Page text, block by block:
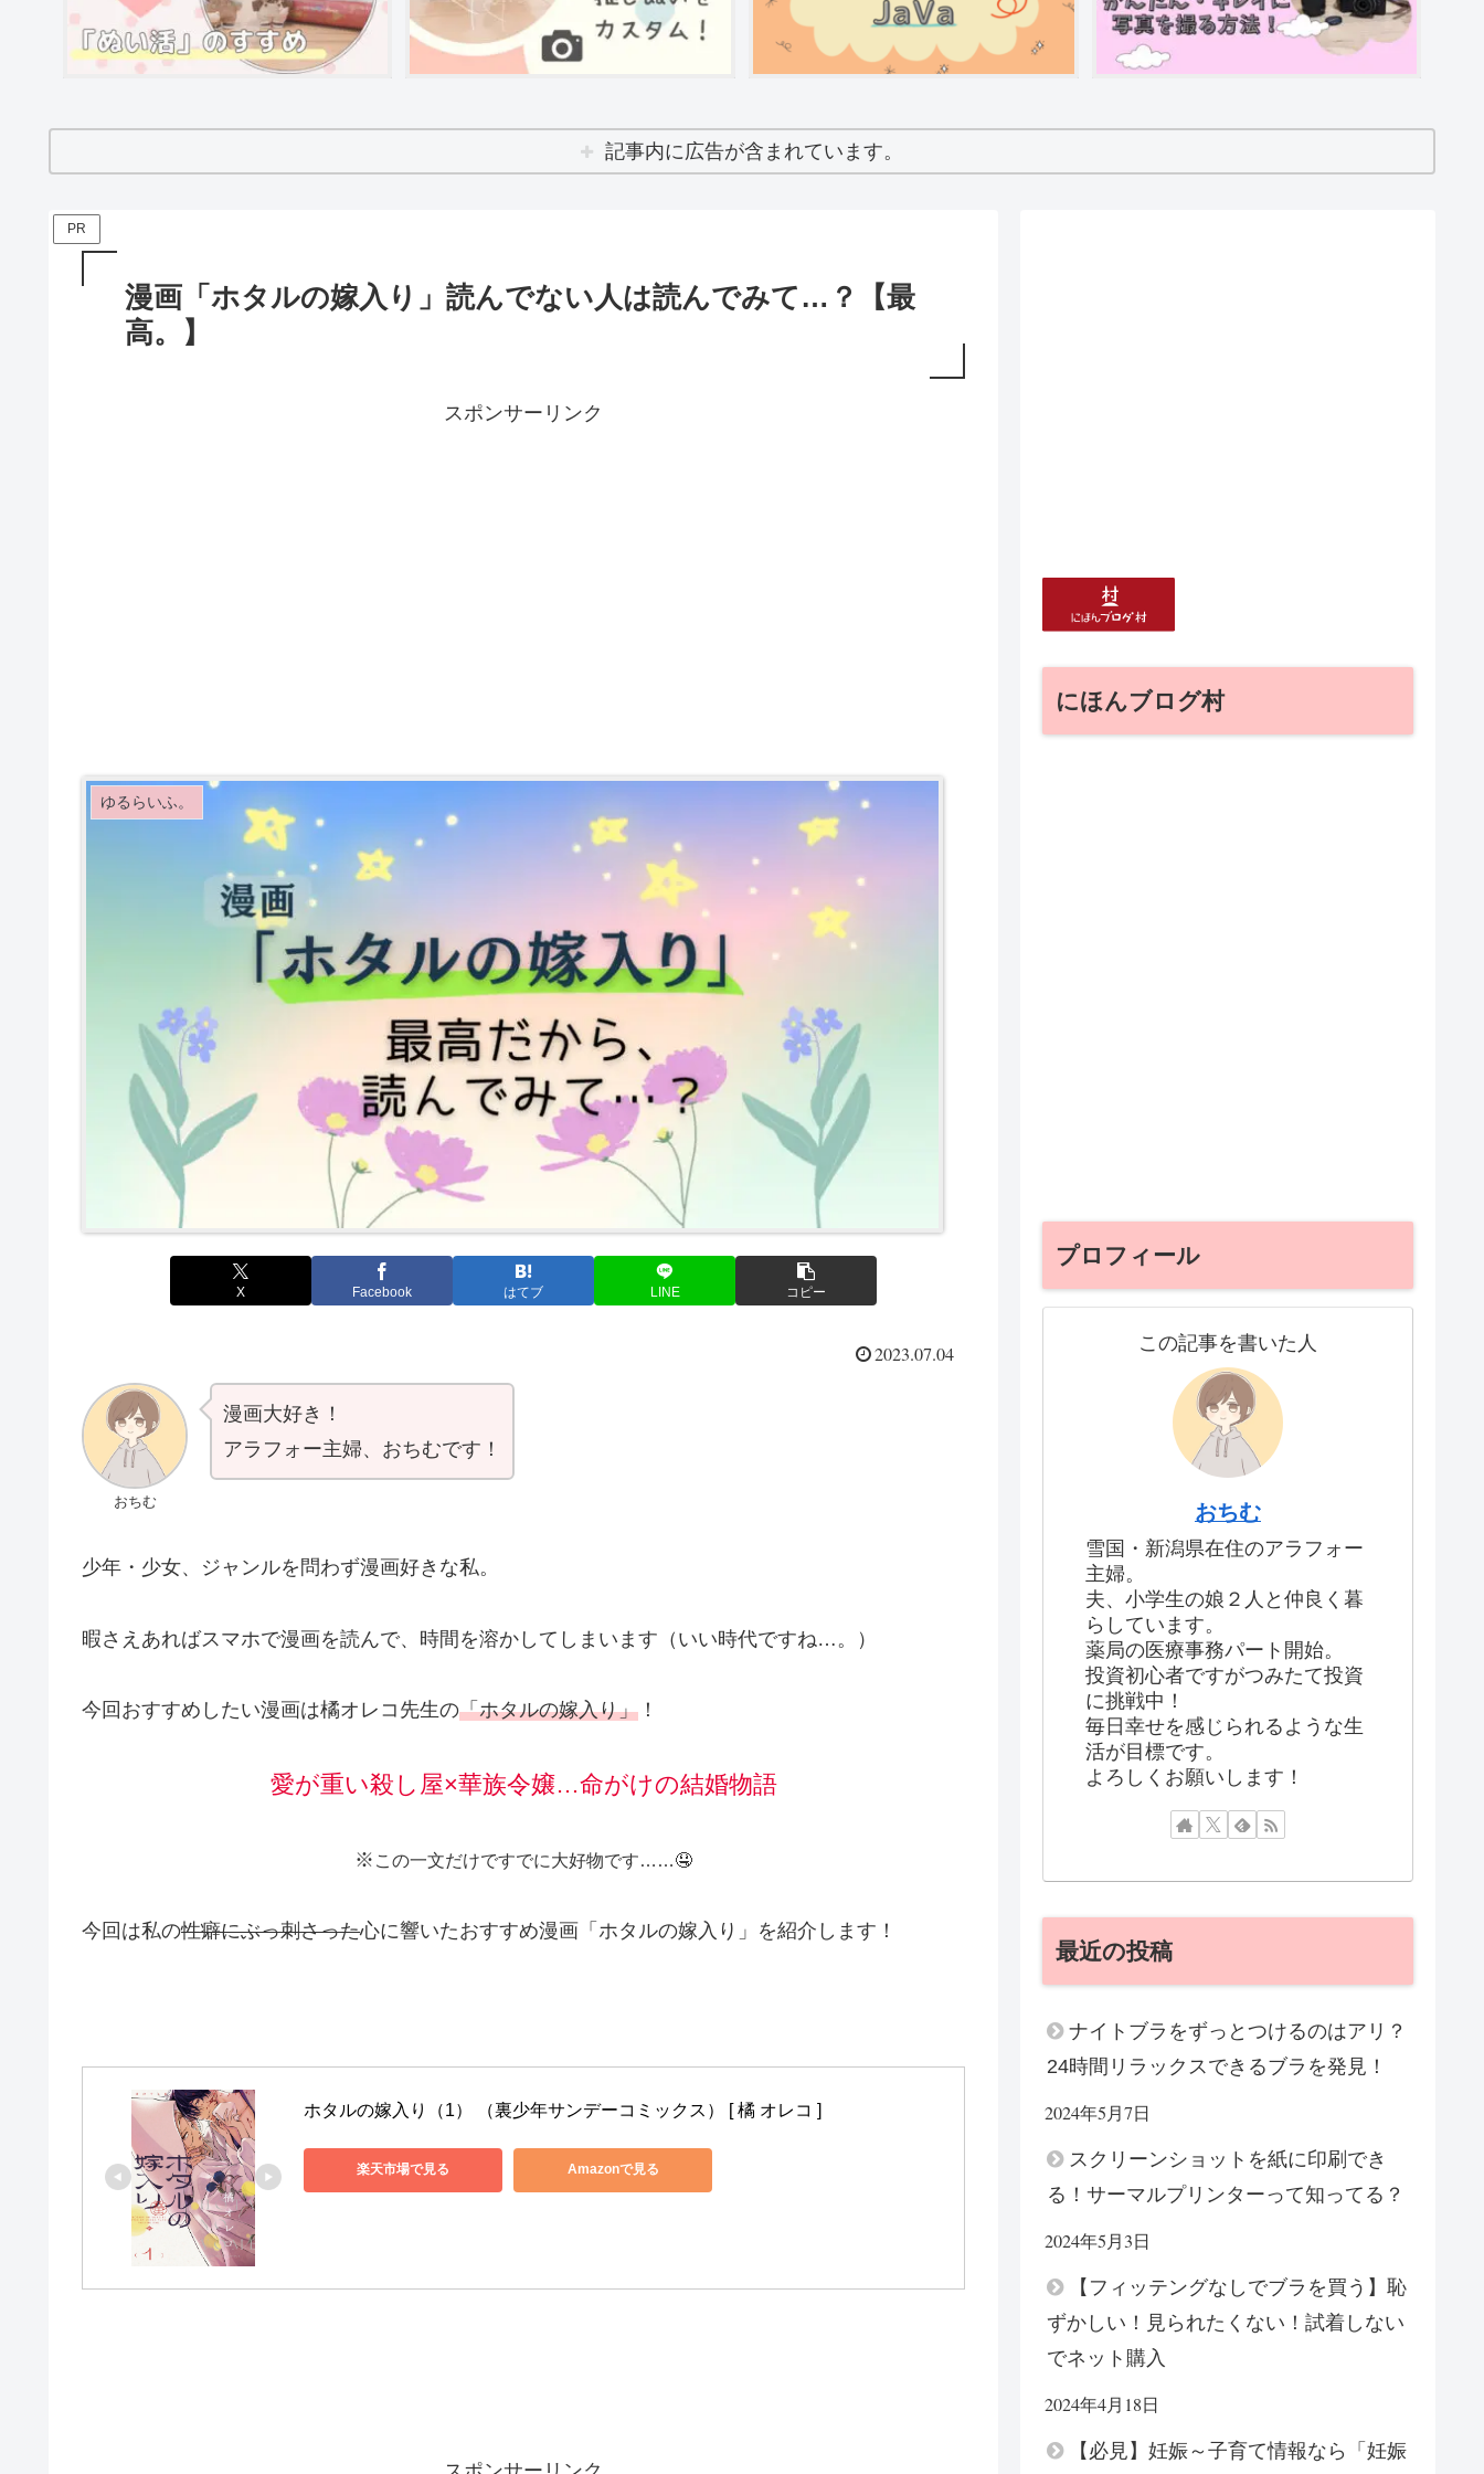
記事内に広告が含まれています。
PR
漫画「ホタルの嫁入り」読んでない人は読んでみて…？【最
高。】
スポンサーリンク
ゆるらいふ。
X Facebook はてブ LINE コピー
2023.07.04
おちむ
漫画大好き！
アラフォー主婦、おちむです！
少年・少女、ジャンルを問わず漫画好きな私。
暇さえあればスマホで漫画を読んで、時間を溶かしてしまいます（いい時代ですね…。）
今回おすすめしたい漫画は橘オレコ先生の「ホタルの嫁入り」 ！
愛が重い殺し屋×華族令嬢…命がけの結婚物語
※ この一文だけですでに大好物です……🤤
今回は私の性癖にぶっ刺さった心に響いたおすすめ漫画「ホタルの嫁入り」を紹介します！
ホタルの嫁入り（1） （裏少年サンデーコミックス） [ 橘 オレコ ]
楽天市場で見る Amazonで見る
にほんブログ村
プロフィール
この記事を書いた人
おちむ
雪国・新潟県在住のアラフォー
主婦。
夫、小学生の娘２人と仲良く暮
らしています。
薬局の医療事務パート開始。
投資初心者ですがつみたて投資
に挑戦中！
毎日幸せを感じられるような生
活が目標です。
よろしくお願いします！
最近の投稿
ナイトブラをずっとつけるのはアリ？
24時間リラックスできるブラを発見！
2024年5月7日
スクリーンショットを紙に印刷でき
る！サーマルプリンターって知ってる？
2024年5月3日
【フィッテングなしでブラを買う】恥
ずかしい！見られたくない！試着しない
でネット購入
2024年4月18日
【必見】妊娠～子育て情報なら「妊娠